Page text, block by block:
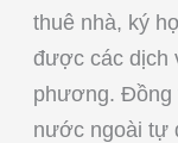
thuê nhà, ký
được các dịch
phương. Đồng
nước ngoài tự